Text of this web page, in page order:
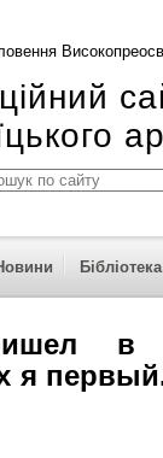
Бібліотека
в
я